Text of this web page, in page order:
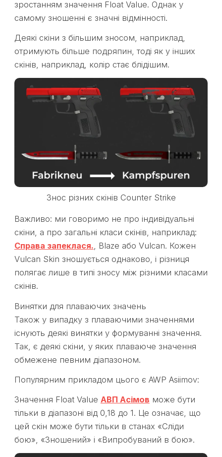
зростанням значення Float Value. Однак у
самому зношенні є значні відмінності.
Деякі скіни з більшим зносом, наприклад,
отримують більше подряпин, тоді як у інших
скінів, наприклад, колір стає блідішим.
Знос різних скінів Counter Strike
Важливо: ми говоримо не про індивідуальні
скіни, а про загальні класи скінів, наприклад:
Справа запеклася., Blaze або Vulcan. Кожен
Vulcan Skin зношується однаково, і різниця
полягає лише в типі зносу між різними класами
скінів.
Винятки для плаваючих значень
Також у випадку з плаваючими значеннями
існують деякі винятки у формуванні значення.
Так, є деякі скіни, у яких плаваюче значення
обмежене певним діапазоном.
Популярним прикладом цього є AWP Asiimov:
Значення Float Value АВП Асімов може бути
тільки в діапазоні від 0,18 до 1. Це означає, що
цей скін може бути тільки в станах «Сліди
бою», «Зношений» і «Випробуваний в бою».